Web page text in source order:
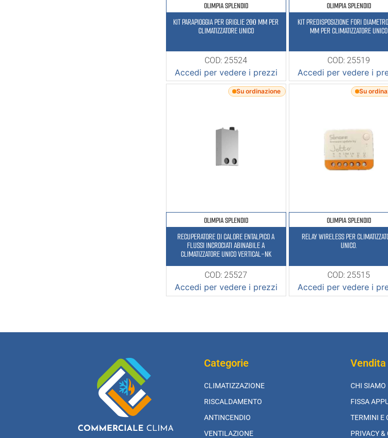
OLIMPIA SPLENDID
KIT PARAPIOGGIA PER GRIGLIE 200 MM PER
CLIMATIZZATORE UNICO
COD: 25524
Accedi per vedere i prezzi
OLIMPIA SPLENDID
KIT PREDISPOSIZIONE FORI
MM PER CLIMATIZZATORE UNICO
COD: 25519
Accedi per vedere i
Su ordinazione
OLIMPIA SPLENDID
RECUPERATORE DI CALORE ENTALPICO A
FLUSSI INCROCIATI ABINABILE A
CLIMATIZZATORE UNICO VERTICAL-NK
COD: 25527
Accedi per vedere i prezzi
Su
OLIMPIA SPLENDID
RELAY WIRELESS PER
UNICO.
COD: 25515
Accedi per vedere i
Categorie
CLIMATIZZAZIONE
RISCALDAMENTO
ANTINCENDIO
VENTILAZIONE
CHI SIAMO
FISSA
TERMINI E
PRIVACY &